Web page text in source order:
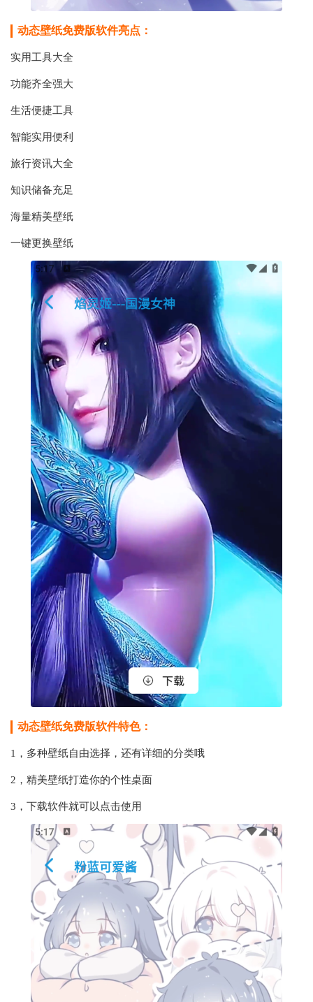
动态壁纸免费版软件亮点：
实用工具大全
功能齐全强大
生活便捷工具
智能实用便利
旅行资讯大全
知识储备充足
海量精美壁纸
一键更换壁纸
动态壁纸免费版软件特色：
1，多种壁纸自由选择，还有详细的分类哦
2，精美壁纸打造你的个性桌面
3，下载软件就可以点击使用